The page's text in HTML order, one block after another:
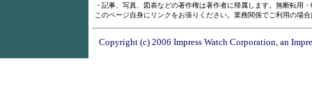
・記事、写真、図表などの著作権は著作者に帰属します。無断転用
このページ自身にリンクをお張りください。業務関係でご利用の場
Copyright (c) 2006 Impress Watch Corporation, an